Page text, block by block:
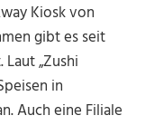
Kiosk von
gibt es seit
„Zushi
in
Auch eine Filiale